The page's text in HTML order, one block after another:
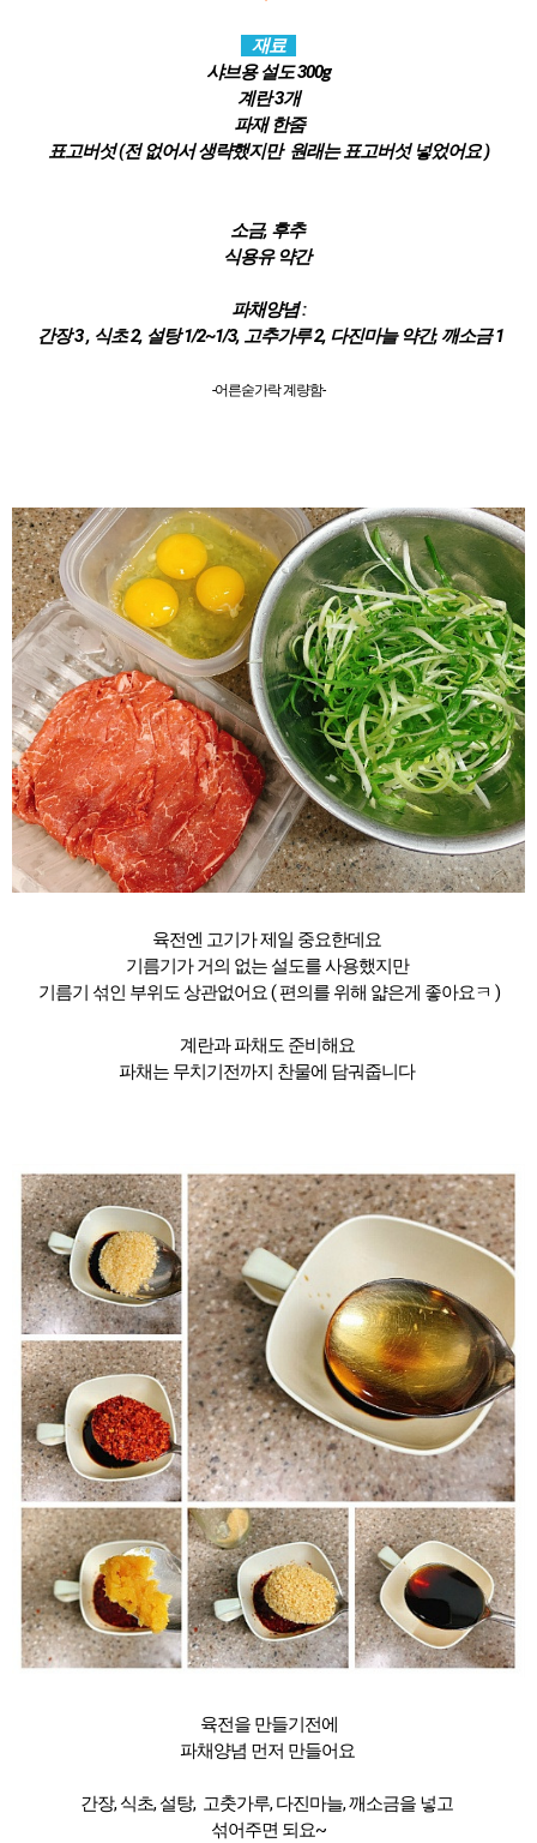
재료
샤브용 설도 300g
계란 3개
파재 한줌
표고버섯 (전 없어서 생략했지만 원래는 표고버섯 넣었어요 )
소금, 후추
식용유 약간
파채양념 :
간장 3 , 식초 2, 설탕 1/2~1/3, 고추가루 2, 다진마늘 약간, 깨소금 1
-어른숟가락 계량함-
육전엔 고기가 제일 중요한데요
기름기가 거의 없는 설도를 사용했지만
기름기 섞인 부위도 상관없어요 ( 편의를 위해 얇은게 좋아요ㅋ )
계란과 파채도 준비해요
파채는 무치기전까지 찬물에 담궈줍니다
육전을 만들기전에
파채양념 먼저 만들어요
간장, 식초, 설탕, 고춧가루, 다진마늘, 깨소금을 넣고
섞어주면 되요~